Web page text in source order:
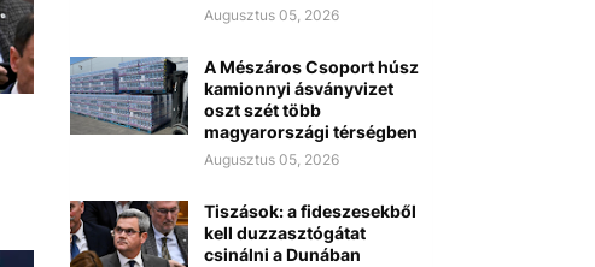
Augusztus 05, 2026
A Mészáros Csoport húsz
kamionnyi ásványvizet
oszt szét több
magyarországi térségben
Augusztus 05, 2026
Tiszások: a fideszesekből
kell duzzasztógátat
csinálni a Dunában